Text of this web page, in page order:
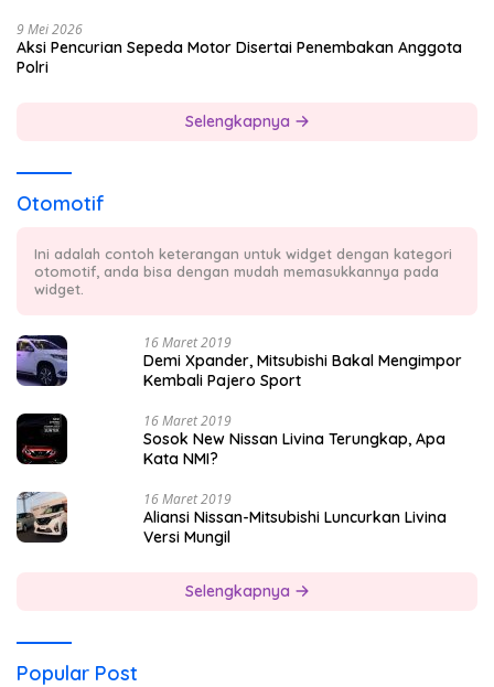
9 Mei 2026
Aksi Pencurian Sepeda Motor Disertai Penembakan Anggota
Polri
Selengkapnya
Otomotif
Ini adalah contoh keterangan untuk widget dengan kategori
otomotif, anda bisa dengan mudah memasukkannya pada
widget.
16 Maret 2019
Demi Xpander, Mitsubishi Bakal Mengimpor
Kembali Pajero Sport
16 Maret 2019
Sosok New Nissan Livina Terungkap, Apa
Kata NMI?
16 Maret 2019
Aliansi Nissan-Mitsubishi Luncurkan Livina
Versi Mungil
Selengkapnya
Popular Post